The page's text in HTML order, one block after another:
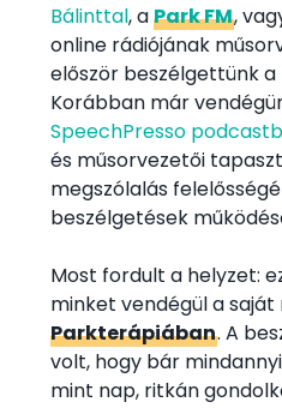
Bálinttal, aPark FM,
online rádiójának
először beszélgettünk
Korábban már
SpeechPresso
és műsorvezetői
megszólalás
beszélgetések
Most fordult a helyzet:
minket vendégül a saját
Parkterápiában. A
volt, hogy bár
mint nap, ritkán